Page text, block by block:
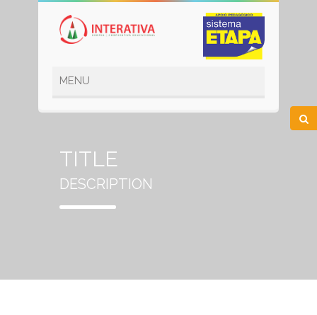
TITLE
DESCRIPTION